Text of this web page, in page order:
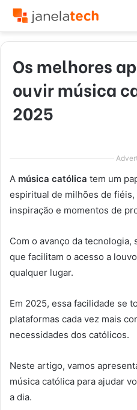
Os melhores
ouvir música
2025
A música católica tem um
espiritual de milhões de
inspiração e momentos de
Com o avanço da
que facilitam o acesso a
qualquer lugar.
Em 2025, essa facilidade se
plataformas cada vez mais
necessidades dos católicos.
Neste artigo, vamos
música católica para ajudar
a dia.